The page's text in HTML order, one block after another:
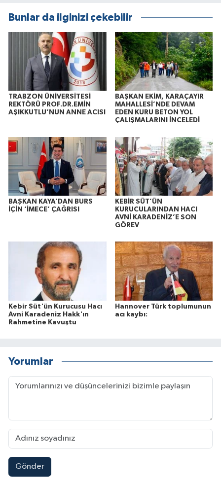
Bunlar da ilginizi çekebilir
TRABZON ÜNİVERSİTESİ
REKTÖRÜ PROF.DR.EMİN
AŞIKKUTLU’NUN ANNE ACISI
BAŞKAN EKİM, KARAÇAYIR
MAHALLESİ’NDE DEVAM
EDEN KURU BETON YOL
ÇALIŞMALARINI İNCELEDİ
BAŞKAN KAYA’DAN BURS
İÇİN ‘İMECE’ ÇAĞRISI
KEBİR SÜT’ÜN
KURUCULARINDAN HACI
AVNİ KARADENİZ’E SON
GÖREV
Kebir Süt'ün Kurucusu Hacı
Avni Karadeniz Hakk'ın
Rahmetine Kavuştu
Hannover Türk toplumunun
acı kaybı:
Yorumlar
Gönder